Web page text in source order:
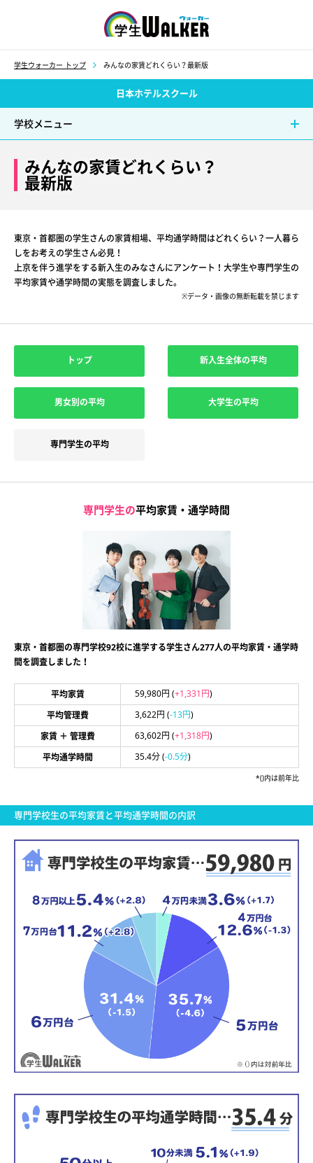
学生ウォーカー トップ みんなの家賃どれくらい？最新版
日本ホテルスクール
学校メニュー
みんなの家賃どれくらい？
最新版
東京・首都圏の学生さんの家賃相場、平均通学時間はどれくらい？一人暮ら
しをお考えの学生さん必見！
上京を伴う進学をする新入生のみなさんにアンケート！大学生や専門学生の
平均家賃や通学時間の実態を調査しました。
※データ・画像の無断転載を禁じます
トップ 新入生全体の平均
男女別の平均 大学生の平均
専門学生の平均
専門学生の平均家賃・通学時間
東京・首都圏の専門学校92校に進学する学生さん277人の平均家賃・通学時
間を調査しました！
平均家賃 59,980円 (+1,331円)
平均管理費
3,622円 (-13円)
家賃 ＋ 管理費
63,602円 (+1,318円)
平均通学時間
35.4分(-0.5分)
*()内は前年比
専門学校生の平均家賃と平均通学時間の内訳